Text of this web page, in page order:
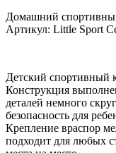
Домашний
Артикул: Little Sport
Детский спортивный
Конструкция
деталей немного
безопасность для
Крепление враспор
подходит для любых